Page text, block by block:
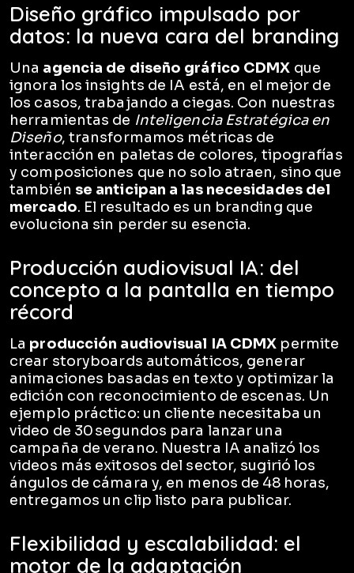
Diseño gráfico impulsado por
datos: la nueva cara del branding
Una agencia de diseño gráfico CDMX que
ignora los insights de IA está, en el mejor de
los casos, trabajando a ciegas. Con nuestras
herramientas de Inteligencia Estratégica en
Diseño, transformamos métricas de
interacción en paletas de colores, tipografías
y composiciones que no solo atraen, sino que
también se anticipan a las necesidades del
mercado. El resultado es un branding que
evoluciona sin perder su esencia.
Producción audiovisual IA: del
concepto a la pantalla en tiempo
récord
La producción audiovisual IA CDMX permite
crear storyboards automáticos, generar
animaciones basadas en texto y optimizar la
edición con reconocimiento de escenas. Un
ejemplo práctico: un cliente necesitaba un
video de 30 segundos para lanzar una
campaña de verano. Nuestra IA analizó los
videos más exitosos del sector, sugirió los
ángulos de cámara y, en menos de 48 horas,
entregamos un clip listo para publicar.
Flexibilidad y escalabilidad: el
motor de la adaptación